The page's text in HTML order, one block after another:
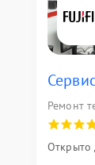
Ремонт
Открыто